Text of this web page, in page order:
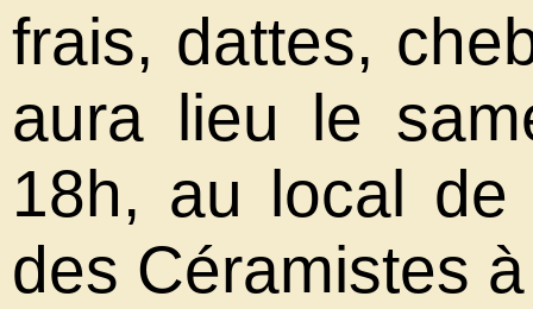
frais, dattes,
aura lieu le
18h, au local
des Céramistes